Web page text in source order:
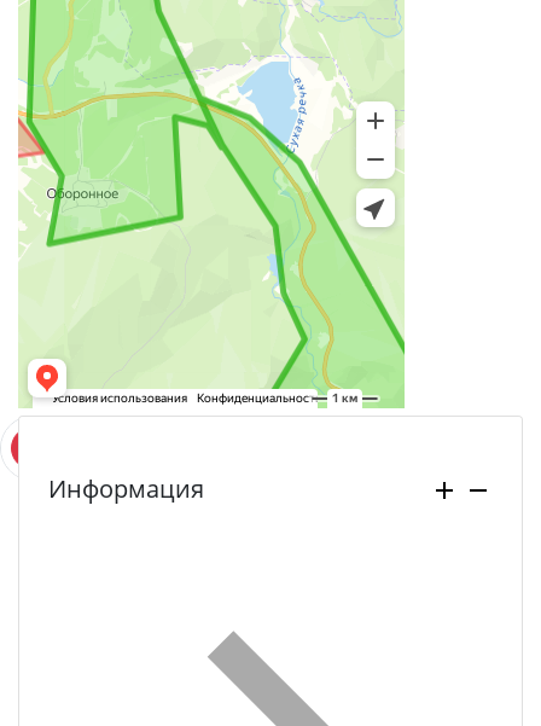
Информация